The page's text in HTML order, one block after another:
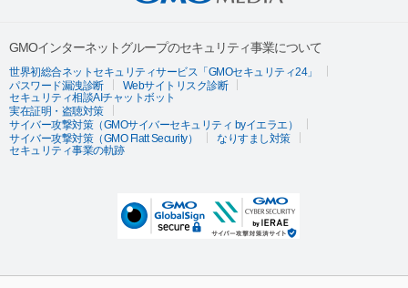
GMOインターネットグループのセキュリティ事業について
世界初総合ネットセキュリティサービス「GMOセキュリティ24」
パスワード漏洩診断
Webサイトリスク診断
セキュリティ相談AIチャットボット
実在証明・盗聴対策
サイバー攻撃対策（GMOサイバーセキュリティ byイエラエ）
サイバー攻撃対策（GMO Flatt Security）
なりすまし対策
セキュリティ事業の軌跡